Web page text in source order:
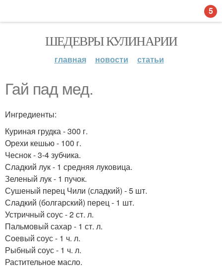
ШЕДЕВРЫ КУЛИНАРИИ
главная новости статьи
Гай пад мед.
Ингредиенты:
Куриная грудка - 300 г.
Орехи кешью - 100 г.
Чеснок - 3-4 зубчика.
Сладкий лук - 1 средняя луковица.
Зеленый лук - 1 пучок.
Сушеный перец Чили (сладкий) - 5 шт.
Сладкий (болгарский) перец - 1 шт.
Устричный соус - 2 ст. л.
Пальмовый сахар - 1 ст. л.
Соевый соус - 1 ч. л.
Рыбный соус - 1 ч. л.
Растительное масло.
5